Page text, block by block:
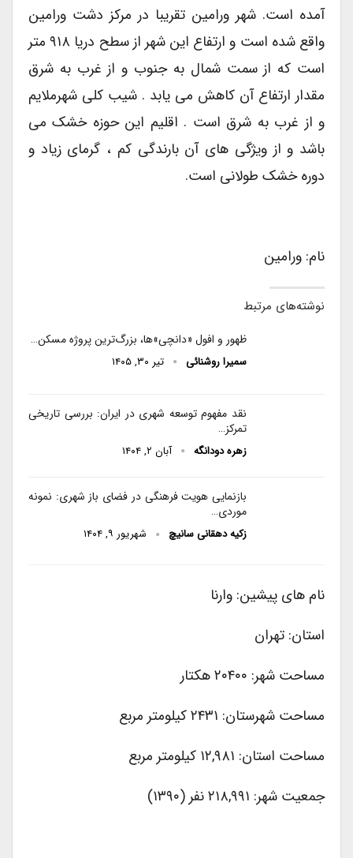
آمده است. شهر ورامین تقریبا در مرکز دشت ورامین
واقع شده است و ارتفاع این شهر از سطح دریا ۹۱۸ متر
است که از سمت شمال به جنوب و از غرب به شرق
مقدار ارتفاع آن کاهش می یابد . شیب کلی شهرملایم
و از غرب به شرق است . اقلیم این حوزه خشک می
باشد و از ویژگی های آن بارندگی کم ، گرمای زیاد و
دوره خشک طولانی است.
نام: ورامین
نوشته‌های مرتبط
ظهور و افول «دانچی»ها، بزرگ‌ترین پروژه مسکن…
سمیرا روشنائی تیر ۳۰, ۱۴۰۵
نقد مفهوم توسعه شهری در ایران: بررسی تاریخی
تمرکز…
زهره دودانگه آبان ۲, ۱۴۰۴
بازنمایی هویت فرهنگی در فضای باز شهری: نمونه
موردی…
زکیه دهقانی سانیچ شهریور ۹, ۱۴۰۴
نام های پیشین: وارنا
استان: تهران
مساحت شهر: ۲۰۴۰۰ هکتار
مساحت شهرستان: ۲۴۳۱ کیلومتر مربع
مساحت استان: ۱۲,۹۸۱ کیلومتر مربع
جمعیت شهر: ۲۱۸,۹۹۱ نفر (۱۳۹۰)